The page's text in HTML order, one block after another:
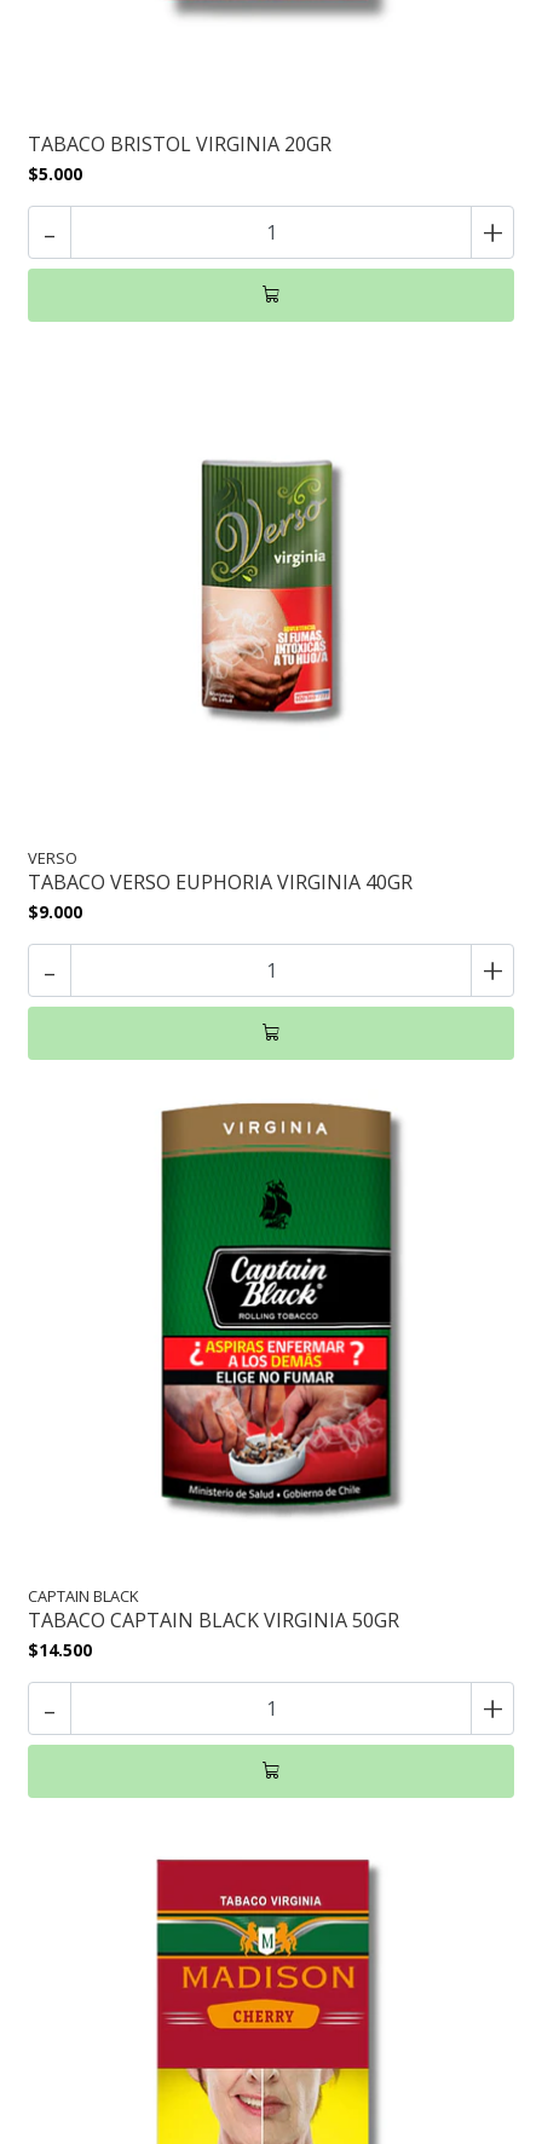
TABACO BRISTOL VIRGINIA 20GR
$5.000
- +
VERSO
TABACO VERSO EUPHORIA VIRGINIA 40GR
$9.000
- +
CAPTAIN BLACK
TABACO CAPTAIN BLACK VIRGINIA 50GR
$14.500
- +